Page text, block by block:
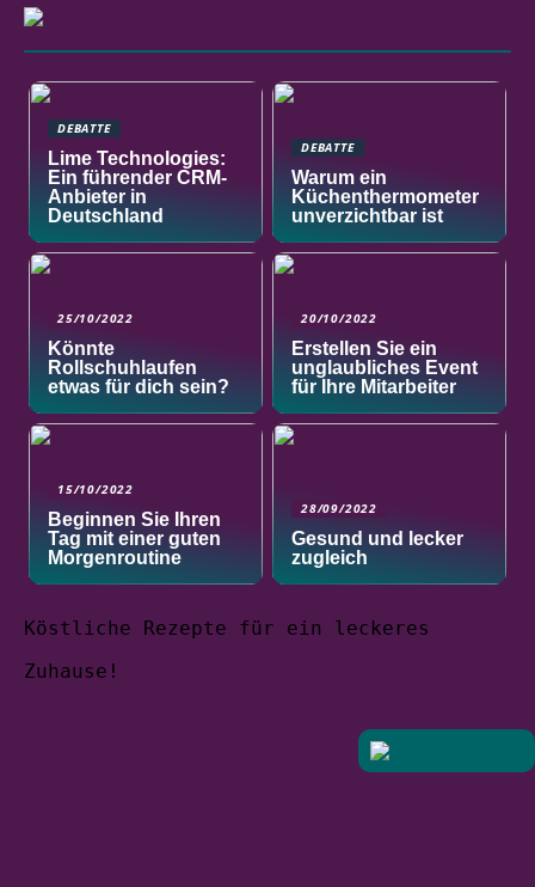
DEBATTE
Lime Technologies:
Ein führender CRM-
Anbieter in
Deutschland
DEBATTE
Warum ein
Küchenthermometer
unverzichtbar ist
25/10/2022
Könnte
Rollschuhlaufen
etwas für dich sein?
20/10/2022
Erstellen Sie ein
unglaubliches Event
für Ihre Mitarbeiter
15/10/2022
Beginnen Sie Ihren
Tag mit einer guten
Morgenroutine
28/09/2022
Gesund und lecker
zugleich
Köstliche Rezepte für ein leckeres
Zuhause!